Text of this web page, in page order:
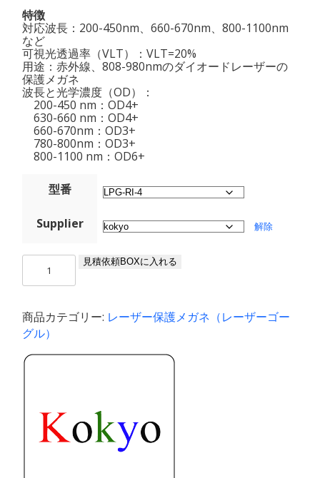
特徴
対応波長：200-450nm、660-670nm、800-1100nm
など
可視光透過率（VLT）：VLT=20%
用途：赤外線、808-980nmのダイオードレーザーの
保護メガネ
波長と光学濃度（OD）：
200-450 nm：OD4+
630-660 nm：OD4+
660-670nm：OD3+
780-800nm：OD3+
800-1100 nm：OD6+
型番
Supplier 解除
ザ
ー
保
護
（200-
1100nm）
見積依頼BOXに入れる
商品カテゴリー: レーザー保護メガネ（レーザーゴー
グル）